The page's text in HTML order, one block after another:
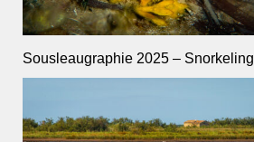
Sousleaugraphie 2025 – Snorkeling